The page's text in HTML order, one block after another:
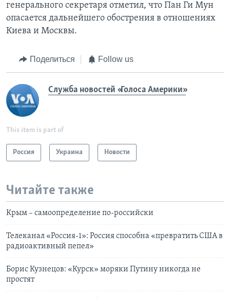
генерального секретаря отметил, что Пан Ги Мун
опасается дальнейшего обострения в отношениях
Киева и Москвы.
Поделиться Follow us
Служба новостей «Голоса Америки»
This item is part of
Россия Украина Новости
Читайте также
Крым – самоопределение по-российски
Телеканал «Россия-1»: Россия способна «превратить США в
радиоактивный пепел»
Борис Кузнецов: «Курск» моряки Путину никогда не
простят